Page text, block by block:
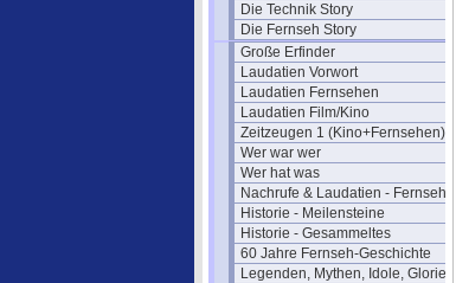
Die Technik Story
Die Fernseh Story
Große Erfinder
Laudatien Vorwort
Laudatien Fernsehen
Laudatien Film/Kino
Zeitzeugen 1 (Kino+Fernsehen)
Wer war wer
Wer hat was
Nachrufe & Laudatien - Fernsehen
Historie - Meilensteine
Historie - Gesammeltes
60 Jahre Fernseh-Geschichte
Legenden, Mythen, Idole, Glorie